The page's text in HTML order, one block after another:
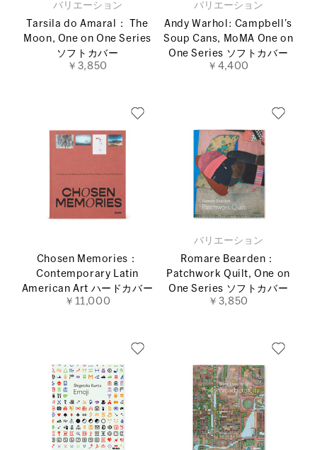
バリエーション
Tarsila do Amaral： The
Moon, One on One Series
ソフトカバー
￥3,850
バリエーション
Andy Warhol: Campbell’s
Soup Cans, MoMA One on
One Series ソフトカバー
￥4,400
Chosen Memories：
Contemporary Latin
American Art ハードカバー
￥11,000
バリエーション
Romare Bearden：
Patchwork Quilt, One on
One Series ソフトカバー
￥3,850